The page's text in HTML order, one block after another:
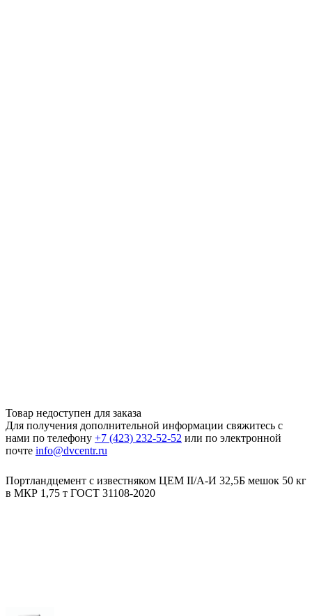
Товар недоступен для заказа
Для получения дополнительной информации свяжитесь с
нами по телефону +7 (423) 232-52-52 или по электронной
почте info@dvcentr.ru
Портландцемент с известняком ЦЕМ II/A-И 32,5Б мешок 50 кг
в МКР 1,75 т ГОСТ 31108-2020